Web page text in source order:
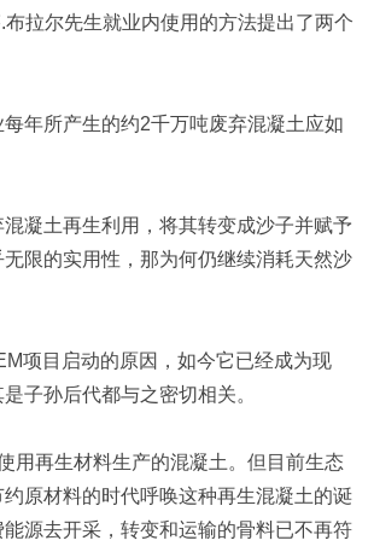
拉尔先生就业内使用的方法提出了两个
年所产生的约2千万吨废弃混凝土应如
凝土再生利用，将其转变成沙子并赋予
限的实用性，那为何仍继续消耗天然沙
项目启动的原因，如今它已经成为现
是子孙后代都与之密切相关。
用再生材料生产的混凝土。但目前生态
原材料的时代呼唤这种再生混凝土的诞
源去开采，转变和运输的骨料已不再符